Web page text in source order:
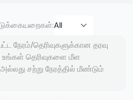
:
நேரம்/தெரிவுகளுக்கான தரவு
உங்கள் தெரிவுகளை மீள
அல்லது சற்று நேரத்தில் மீண்டும்